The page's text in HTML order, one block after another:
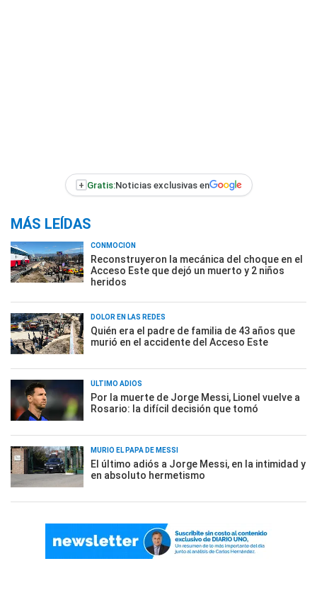
+ Gratis:Noticias exclusivas en
MÁS LEÍDAS
CONMOCIÓN
Reconstruyeron la mecánica del choque en el
Acceso Este que dejó un muerto y 2 niños
heridos
DOLOR EN LAS REDES
Quién era el padre de familia de 43 años que
murió en el accidente del Acceso Este
ÚLTIMO ADIÓS
Por la muerte de Jorge Messi, Lionel vuelve a
Rosario: la difícil decisión que tomó
MURIÓ EL PAPÁ DE MESSI
El último adiós a Jorge Messi, en la intimidad y
en absoluto hermetismo